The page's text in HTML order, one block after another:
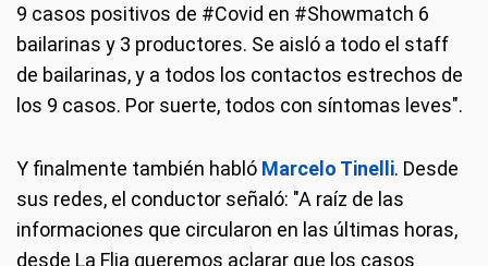
9 casos positivos de #Covid en #Showmatch 6
bailarinas y 3 productores. Se aisló a todo el staff
de bailarinas, y a todos los contactos estrechos de
los 9 casos. Por suerte, todos con síntomas leves".
Y finalmente también habló Marcelo Tinelli. Desde
sus redes, el conductor señaló: "A raíz de las
informaciones que circularon en las últimas horas,
desde La Flia queremos aclarar que los casos